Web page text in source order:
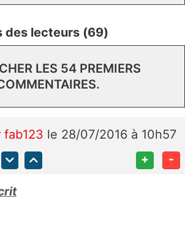
des lecteurs (69)
LES 54 PREMIERS
fab123 le 28/07/2016 à 10h57
+ -